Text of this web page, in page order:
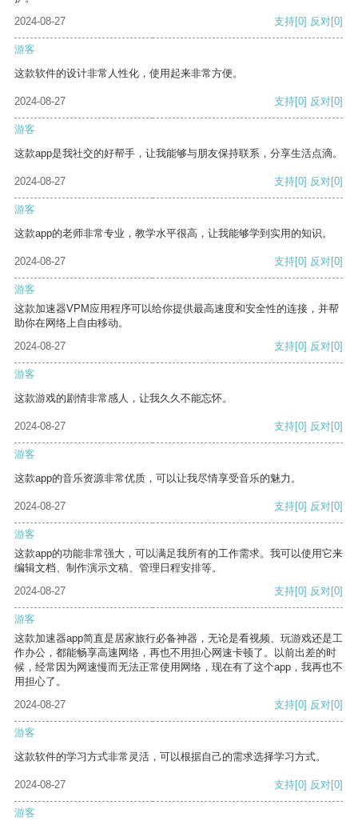
2024-08-27
支持[0] 反对[0]
游客
这款软件的设计非常人性化，使用起来非常方便。
2024-08-27 支持[0] 反对[0]
游客
这款app是我社交的好帮手，让我能够与朋友保持联系，分享生活点滴。
2024-08-27 支持[0] 反对[0]
游客
这款app的老师非常专业，教学水平很高，让我能够学到实用的知识。
2024-08-27 支持[0] 反对[0]
游客
这款加速器VPM应用程序可以给你提供最高速度和安全性的连接，并帮
助你在网络上自由移动。
2024-08-27
支持[0] 反对[0]
游客
这款游戏的剧情非常感人，让我久久不能忘怀。
2024-08-27 支持[0] 反对[0]
游客
这款app的音乐资源非常优质，可以让我尽情享受音乐的魅力。
2024-08-27 支持[0] 反对[0]
游客
这款app的功能非常强大，可以满足我所有的工作需求。我可以使用它来
编辑文档、制作演示文稿、管理日程安排等。
2024-08-27
支持[0] 反对[0]
游客
这款加速器app简直是居家旅行必备神器，无论是看视频、玩游戏还是工
作办公，都能畅享高速网络，再也不用担心网速卡顿了。以前出差的时
候，经常因为网速慢而无法正常使用网络，现在有了这个app，我再也不
用担心了。
2024-08-27
支持[0] 反对[0]
游客
这款软件的学习方式非常灵活，可以根据自己的需求选择学习方式。
2024-08-27 支持[0] 反对[0]
游客